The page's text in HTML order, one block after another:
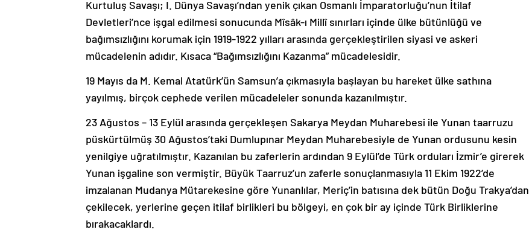
Kurtuluş Savaşı; I. Dünya Savaşı’ndan yenik çıkan Osmanlı İmparatorluğu’nun İtilaf
Devletleri’nce işgal edilmesi sonucunda Mîsâk-ı Millî sınırları içinde ülke bütünlüğü ve
bağımsızlığını korumak için 1919-1922 yılları arasında gerçekleştirilen siyasi ve askeri
mücadelenin adıdır. Kısaca “Bağımsızlığını Kazanma” mücadelesidir.
19 Mayıs da M. Kemal Atatürk’ün Samsun’a çıkmasıyla başlayan bu hareket ülke sathına
yayılmış, birçok cephede verilen mücadeleler sonunda kazanılmıştır.
23 Ağustos – 13 Eylül arasında gerçekleşen Sakarya Meydan Muharebesi ile Yunan taarruzu
püskürtülmüş 30 Ağustos’taki Dumlupınar Meydan Muharebesiyle de Yunan ordusunu kesin
yenilgiye uğratılmıştır. Kazanılan bu zaferlerin ardından 9 Eylül’de Türk orduları İzmir’e girerek
Yunan işgaline son vermiştir. Büyük Taarruz’un zaferle sonuçlanmasıyla 11 Ekim 1922’de
imzalanan Mudanya Mütarekesine göre Yunanlılar, Meriç’in batısına dek bütün Doğu Trakya’dan
çekilecek, yerlerine geçen itilaf birlikleri bu bölgeyi, en çok bir ay içinde Türk Birliklerine
bırakacaklardı.